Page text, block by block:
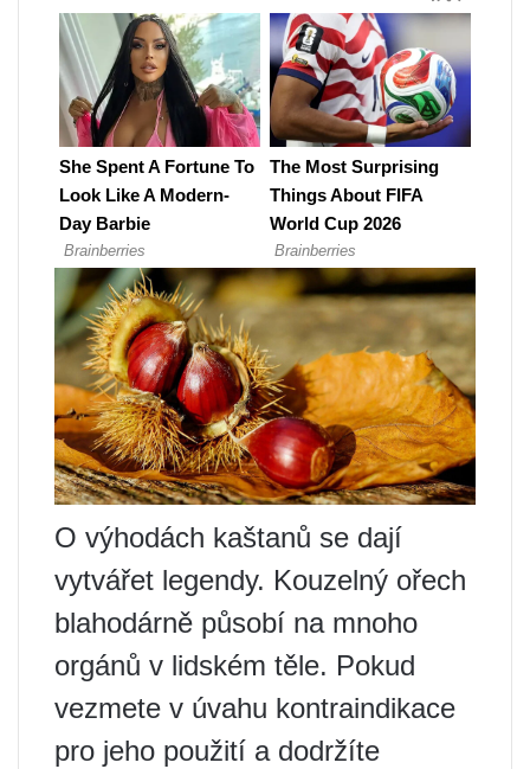
O výhodách kaštanů se dají
vytvářet legendy. Kouzelný ořech
blahodárně působí na mnoho
orgánů v lidském těle. Pokud
vezmete v úvahu kontraindikace
pro jeho použití a dodržíte